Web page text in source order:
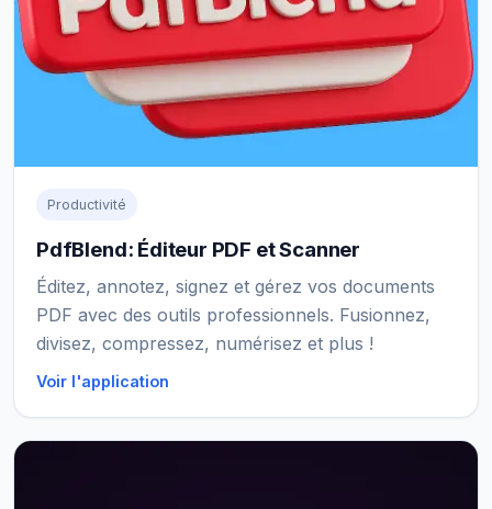
Productivité
PdfBlend: Éditeur PDF et Scanner
Éditez, annotez, signez et gérez vos documents
PDF avec des outils professionnels. Fusionnez,
divisez, compressez, numérisez et plus !
Voir l'application